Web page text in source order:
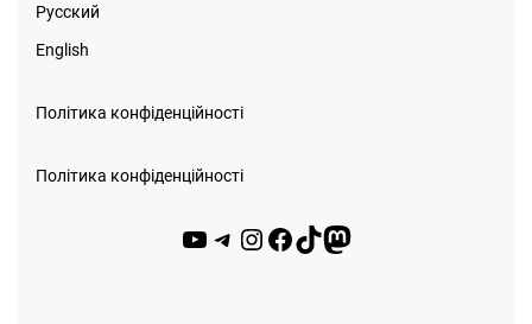
Русский
English
Політика конфіденційності
Політика конфіденційності
YouTube
Telegram
Instagram
Facebook
TikTok
Mastodon